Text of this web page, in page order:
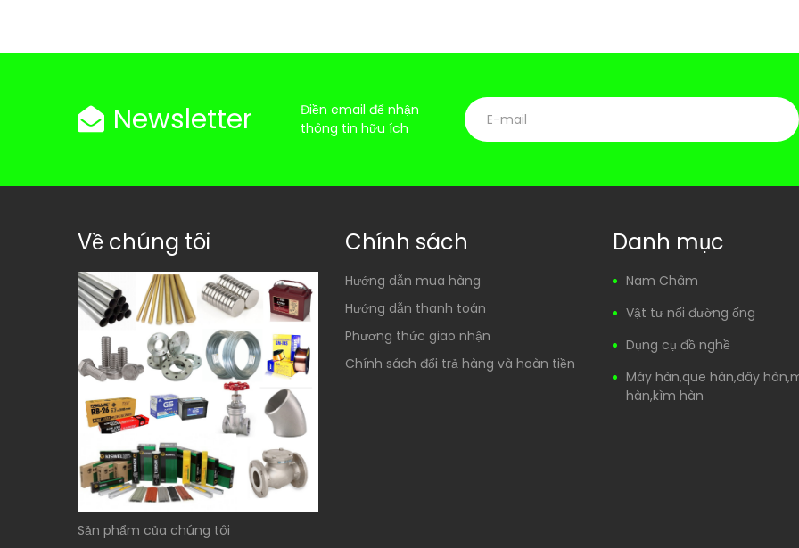
Newsletter
Điền email để nhận
thông tin hữu ích
Về chúng tôi
Sản phẩm của chúng tôi
Chính sách
Hướng dẫn mua hàng
Hướng dẫn thanh toán
Phương thức giao nhận
Chính sách đổi trả hàng và hoàn tiền
Danh mục
Nam Châm
Vật tư nối đường ống
Dụng cụ đồ nghề
Máy hàn,que hàn,dây
hàn,kìm hàn